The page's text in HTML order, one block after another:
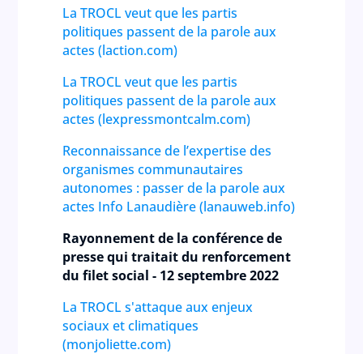
La TROCL veut que les partis
politiques passent de la parole aux
actes (laction.com)
La TROCL veut que les partis
politiques passent de la parole aux
actes (lexpressmontcalm.com)
Reconnaissance de l’expertise des
organismes communautaires
autonomes : passer de la parole aux
actes Info Lanaudière (lanauweb.info)
Rayonnement de la conférence de
presse qui traitait du renforcement
du filet social - 12 septembre 2022
La TROCL s'attaque aux enjeux
sociaux et climatiques
(monjoliette.com)